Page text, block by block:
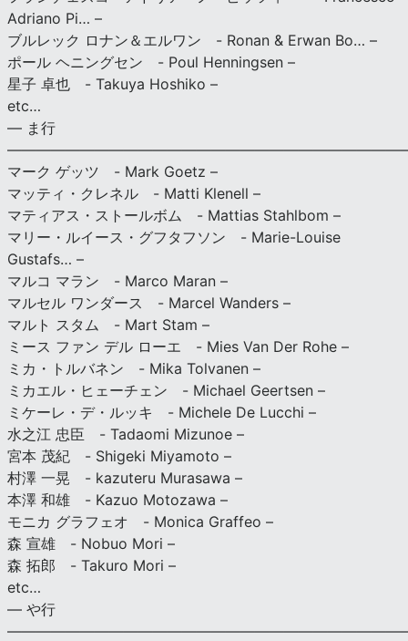
Adriano Pi… –
ブルレック ロナン＆エルワン - Ronan & Erwan Bo… –
ポール ヘニングセン - Poul Henningsen –
星子 卓也 - Takuya Hoshiko –
etc…
— ま行
マーク ゲッツ - Mark Goetz –
マッティ・クレネル - Matti Klenell –
マティアス・ストールボム - Mattias Stahlbom –
マリー・ルイース・グフタフソン - Marie-Louise
Gustafs… –
マルコ マラン - Marco Maran –
マルセル ワンダース - Marcel Wanders –
マルト スタム - Mart Stam –
ミース ファン デル ローエ - Mies Van Der Rohe –
ミカ・トルバネン - Mika Tolvanen –
ミカエル・ヒェーチェン - Michael Geertsen –
ミケーレ・デ・ルッキ - Michele De Lucchi –
水之江 忠臣 - Tadaomi Mizunoe –
宮本 茂紀 - Shigeki Miyamoto –
村澤 一晃 - kazuteru Murasawa –
本澤 和雄 - Kazuo Motozawa –
モニカ グラフェオ - Monica Graffeo –
森 宣雄 - Nobuo Mori –
森 拓郎 - Takuro Mori –
etc…
— や行